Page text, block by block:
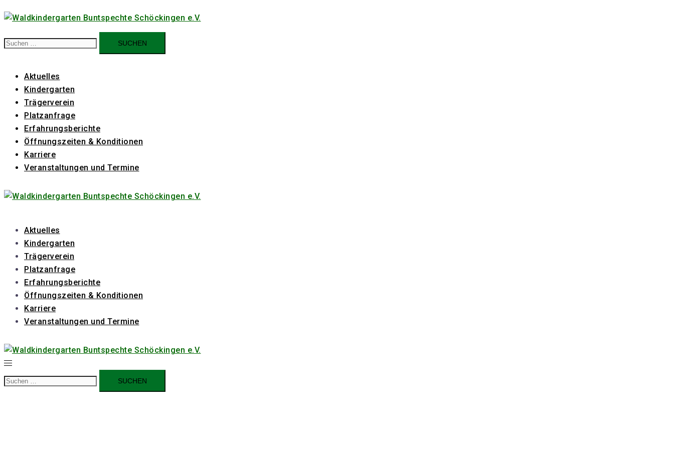
Zum
Inhalt
springen
Suchen
nach:
Aktuelles
Kindergarten
Trägerverein
Platzanfrage
Erfahrungsberichte
Öffnungszeiten & Konditionen
Karriere
Veranstaltungen und Termine
Aktuelles
Kindergarten
Trägerverein
Platzanfrage
Erfahrungsberichte
Öffnungszeiten & Konditionen
Karriere
Veranstaltungen und Termine
Suchen
nach: